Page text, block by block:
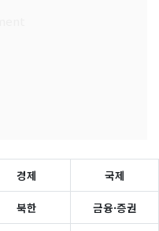
경제 국제
북한 금융·증권